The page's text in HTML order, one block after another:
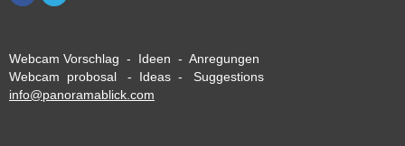
Webcam Vorschlag - Ideen - Anregungen
Webcam probosal - Ideas - Suggestions
info@panoramablick.com